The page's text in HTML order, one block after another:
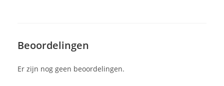
Beoordelingen
Er zijn nog geen beoordelingen.